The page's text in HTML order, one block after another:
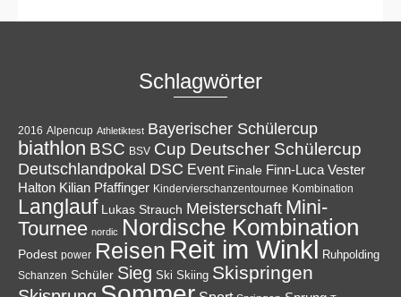
Schlagwörter
2016 Alpencup Athletiktest Bayerischer Schülercup
biathlon BSC BSV Cup Deutscher Schülercup
Deutschlandpokal DSC Event Finale Finn-Luca Vester
Halton Kilian Pfaffinger Kindervierschanzentournee Kombination
Langlauf Lukas Strauch Meisterschaft Mini-
Tournee nordic Nordische Kombination
Podest power Reisen Reit im Winkl Ruhpolding
Schanzen Schüler Sieg Ski Skiing Skispringen